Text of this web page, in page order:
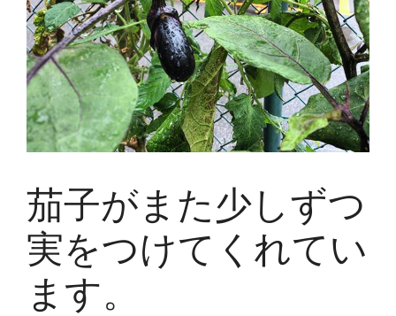
茄子がまた少しずつ
実をつけてくれてい
ます。